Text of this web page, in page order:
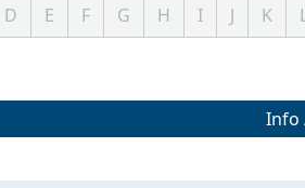
D E F G H I J K
Info